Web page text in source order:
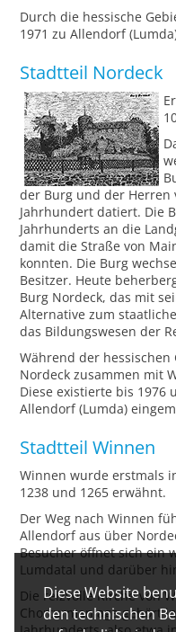
Diese Website
den technischen
Durch die hessische
1971 zu Allendorf
Stadtteil Nordeck
der Burg und der Herren
Jahrhundert datiert. Die
Jahrhunderts an die
damit die Straße von
konnten. Die Burg
Besitzer. Heute
Burg Nordeck, das mit
Alternative zum
das Bildungswesen der
Während der
Nordeck zusammen mit
Diese existierte bis 1976
Allendorf (Lumda)
Stadtteil Winnen
Winnen wurde erstmals
1238 und 1265 erwähnt.
Der Weg nach Winnen
Allendorf aus über
Besucher öffnet sich ein
Lumdatal und darüber
Die reizvolle Kirche von
Chorturmanlage gehört